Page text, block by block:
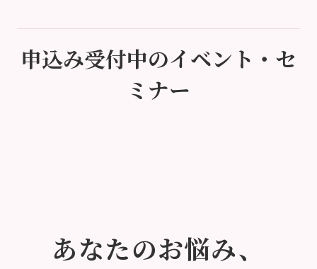
申込み受付中のイベント・セ
ミナー
あなたのお悩み、